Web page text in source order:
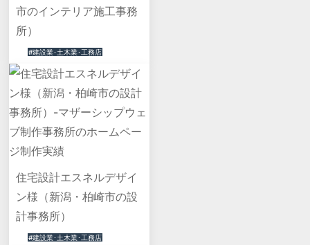
市のインテリア施工事務
所）
#建設業･土木業･工務店
住宅設計エスネルデザイ
ン様（新潟・柏崎市の設
計事務所）
#建設業･土木業･工務店